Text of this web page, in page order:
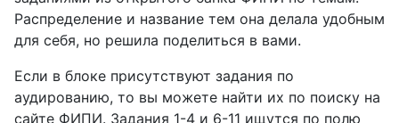
Распределение и название тем она делала удобным
для себя, но решила поделиться в вами.
Если в блоке присутствуют задания по
аудированию, то вы можете найти их по поиску на
сайте ФИПИ. Задания 1-4 и 6-11 ищутся по полю